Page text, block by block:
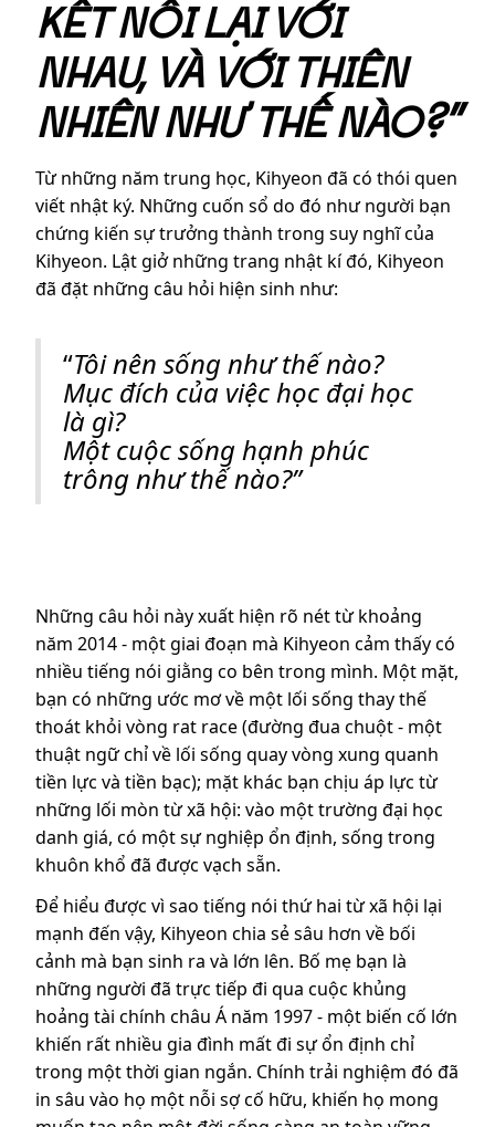
KẾT NỐI LẠI VỚI
NHAU, VÀ VỚI THIÊN
NHIÊN NHƯ THẾ NÀO?”
Từ những năm trung học, Kihyeon đã có thói quen
viết nhật ký. Những cuốn sổ do đó như người bạn
chứng kiến sự trưởng thành trong suy nghĩ của
Kihyeon. Lật giở những trang nhật kí đó, Kihyeon
đã đặt những câu hỏi hiện sinh như:
“Tôi nên sống như thế nào?
Mục đích của việc học đại học
là gì?
Một cuộc sống hạnh phúc
trông như thế nào?”
Những câu hỏi này xuất hiện rõ nét từ khoảng
năm 2014 - một giai đoạn mà Kihyeon cảm thấy có
nhiều tiếng nói giằng co bên trong mình. Một mặt,
bạn có những ước mơ về một lối sống thay thế
thoát khỏi vòng rat race (đường đua chuột - một
thuật ngữ chỉ về lối sống quay vòng xung quanh
tiền lực và tiền bạc); mặt khác bạn chịu áp lực từ
những lối mòn từ xã hội: vào một trường đại học
danh giá, có một sự nghiệp ổn định, sống trong
khuôn khổ đã được vạch sẵn.
Để hiểu được vì sao tiếng nói thứ hai từ xã hội lại
mạnh đến vậy, Kihyeon chia sẻ sâu hơn về bối
cảnh mà bạn sinh ra và lớn lên. Bố mẹ bạn là
những người đã trực tiếp đi qua cuộc khủng
hoảng tài chính châu Á năm 1997 - một biến cố lớn
khiến rất nhiều gia đình mất đi sự ổn định chỉ
trong một thời gian ngắn. Chính trải nghiệm đó đã
in sâu vào họ một nỗi sợ cố hữu, khiến họ mong